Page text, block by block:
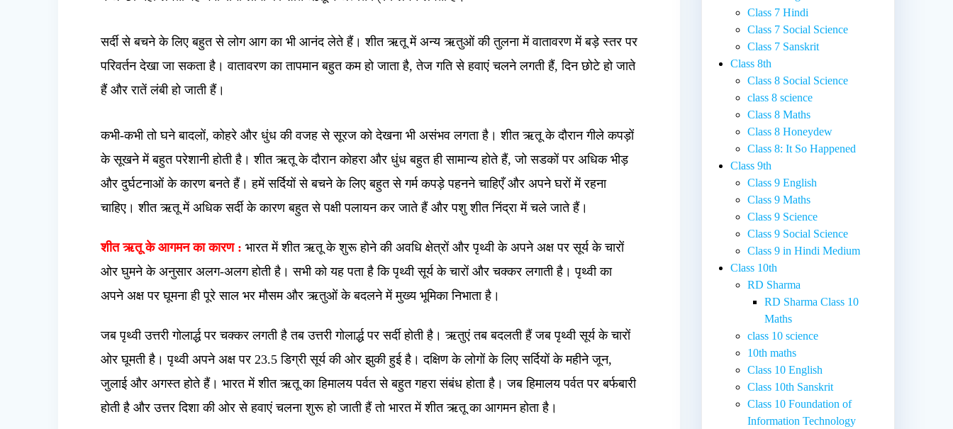
सर्दी से बचने के लिए बहुत से लोग आग का भी आनंद लेते हैं। शीत ऋतू में अन्य ऋतुओं की तुलना में वातावरण में बड़े स्तर पर
परिवर्तन देखा जा सकता है। वातावरण का तापमान बहुत कम हो जाता है, तेज गति से हवाएं चलने लगती हैं, दिन छोटे हो जाते
हैं और रातें लंबी हो जाती हैं।
कभी-कभी तो घने बादलों, कोहरे और धुंध की वजह से सूरज को देखना भी असंभव लगता है। शीत ऋतू के दौरान गीले कपड़ों
के सूखने में बहुत परेशानी होती है। शीत ऋतू के दौरान कोहरा और धुंध बहुत ही सामान्य होते हैं, जो सडकों पर अधिक भीड़
और दुर्घटनाओं के कारण बनते हैं। हमें सर्दियों से बचने के लिए बहुत से गर्म कपड़े पहनने चाहिएँ और अपने घरों में रहना
चाहिए। शीत ऋतू में अधिक सर्दी के कारण बहुत से पक्षी पलायन कर जाते हैं और पशु शीत निंद्रा में चले जाते हैं।
शीत ऋतू के आगमन का कारण : भारत में शीत ऋतू के शुरू होने की अवधि क्षेत्रों और पृथ्वी के अपने अक्ष पर सूर्य के चारों
ओर घुमने के अनुसार अलग-अलग होती है। सभी को यह पता है कि पृथ्वी सूर्य के चारों और चक्कर लगाती है। पृथ्वी का
अपने अक्ष पर घूमना ही पूरे साल भर मौसम और ऋतुओं के बदलने में मुख्य भूमिका निभाता है।
जब पृथ्वी उत्तरी गोलार्द्ध पर चक्कर लगती है तब उत्तरी गोलार्द्ध पर सर्दी होती है। ऋतुएं तब बदलती हैं जब पृथ्वी सूर्य के चारों
ओर घूमती है। पृथ्वी अपने अक्ष पर 23.5 डिग्री सूर्य की ओर झुकी हुई है। दक्षिण के लोगों के लिए सर्दियों के महीने जून,
जुलाई और अगस्त होते हैं। भारत में शीत ऋतू का हिमालय पर्वत से बहुत गहरा संबंध होता है। जब हिमालय पर्वत पर बर्फबारी
होती है और उत्तर दिशा की ओर से हवाएं चलना शुरू हो जाती हैं तो भारत में शीत ऋतू का आगमन होता है।
Class 7 Hindi
Class 7 Social Science
Class 7 Sanskrit
Class 8th
Class 8 Social Science
class 8 science
Class 8 Maths
Class 8 Honeydew
Class 8: It So Happened
Class 9th
Class 9 English
Class 9 Maths
Class 9 Science
Class 9 Social Science
Class 9 in Hindi Medium
Class 10th
RD Sharma
RD Sharma Class 10
Maths
class 10 science
10th maths
Class 10 English
Class 10th Sanskrit
Class 10 Foundation of
Information Technology